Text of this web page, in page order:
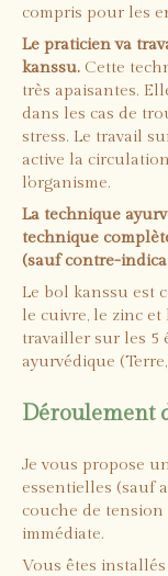
compris pour les
Le praticien va
kanssu. Cette
très apaisantes.
dans les cas de
stress. Le travail
active la
l'organisme.
La technique
technique
(sauf contre-
Le bol kanssu est
le cuivre, le zinc
travailler sur les 5
ayurvédique
Déroulement
Je vous propose
essentielles (sauf
couche de
immédiate.
Vous êtes